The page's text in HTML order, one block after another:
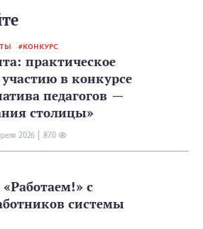
КОНКУРС
практическое
в конкурсе
педагогов —
столицы»
2026 870
с
системы